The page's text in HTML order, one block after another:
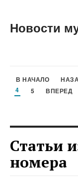
Новости
В НАЧАЛО
4
5 ВПЕРЕД
Статьи
номера